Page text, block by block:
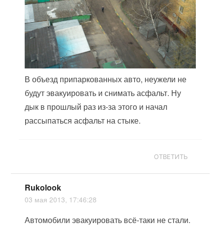
В объезд припаркованных авто, неужели не
будут эвакуировать и снимать асфальт. Ну
дык в прошлый раз из-за этого и начал
рассыпаться асфальт на стыке.
ОТВЕТИТЬ
Rukolook
03 мая 2013, 17:46:28
Автомобили эвакуировать всё-таки не стали.